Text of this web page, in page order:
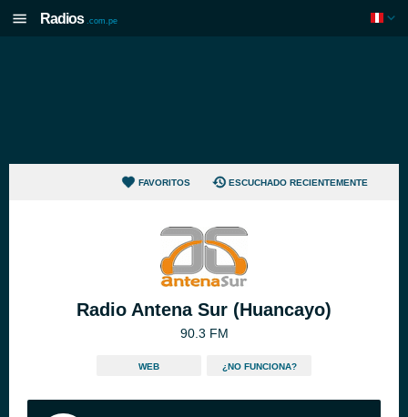
Radios .com.pe
FAVORITOS ESCUCHADO RECIENTEMENTE
Radio Antena Sur (Huancayo)
90.3 FM
WEB ¿NO FUNCIONA?